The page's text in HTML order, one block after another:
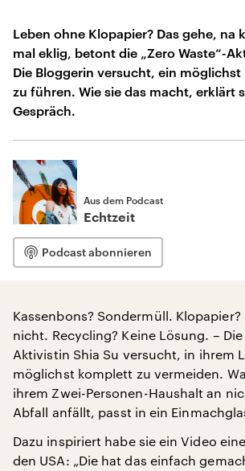
Leben ohne Klopapier? Das gehe, na
mal eklig, betont die „Zero Waste“-
Die Bloggerin versucht, ein möglichst
zu führen. Wie sie das macht, erklärt
Gespräch.
Aus dem Podcast
Echtzeit
Podcast abonnieren
Kassenbons? Sondermüll.
nicht. Recycling? Keine Lösung. – Die
Aktivistin Shia Su versucht, in ihrem
möglichst komplett zu vermeiden.
ihrem Zwei-Personen-Haushalt an
Abfall anfällt, passt in ein
Dazu inspiriert habe sie ein Video
den USA: „Die hat das einfach